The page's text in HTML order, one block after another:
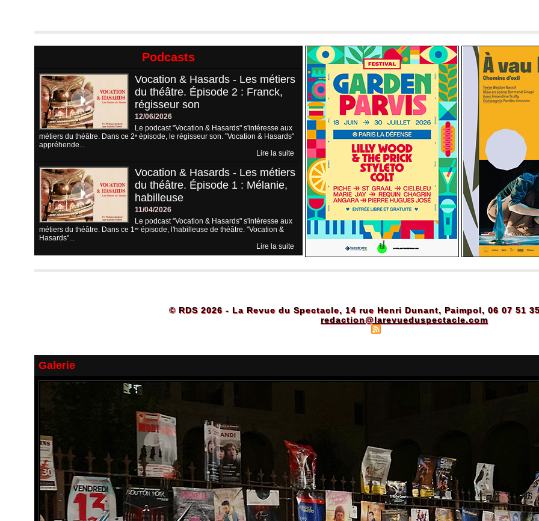
Podcasts
Vocation & Hasards - Les métiers
du théâtre. Épisode 2 : Franck,
régisseur son
12/06/2026
Le podcast "Vocation & Hasards" s'intéresse aux
métiers du théâtre. Dans ce 2ᵉ épisode, le régisseur son. "Vocation & Hasards"
appréhende...
Lire la suite
Vocation & Hasards - Les métiers
du théâtre. Épisode 1 : Mélanie,
habilleuse
11/04/2026
Le podcast "Vocation & Hasards" s'intéresse aux
métiers du théâtre. Dans ce 1ᵉʳ épisode, l'habilleuse de théâtre. "Vocation &
Hasards"...
Lire la suite
© RDS 2026 - La Revue du Spectacle, 14 rue Henri Dunant, Paimpol, 06 07 51
redaction@larevueduspectacle.com
Galerie